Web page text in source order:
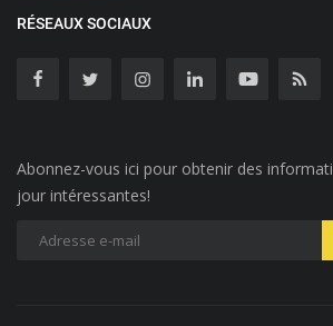
RÉSEAUX SOCIAUX
Abonnez-vous ici pour obtenir des
jour intéressantes!